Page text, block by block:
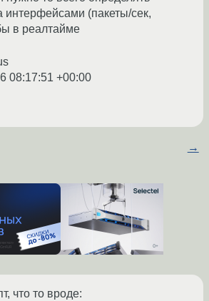
интерфейсами (пакеты/cек,
в реалтайме
08:17:51 +00:00
→
что то вроде: